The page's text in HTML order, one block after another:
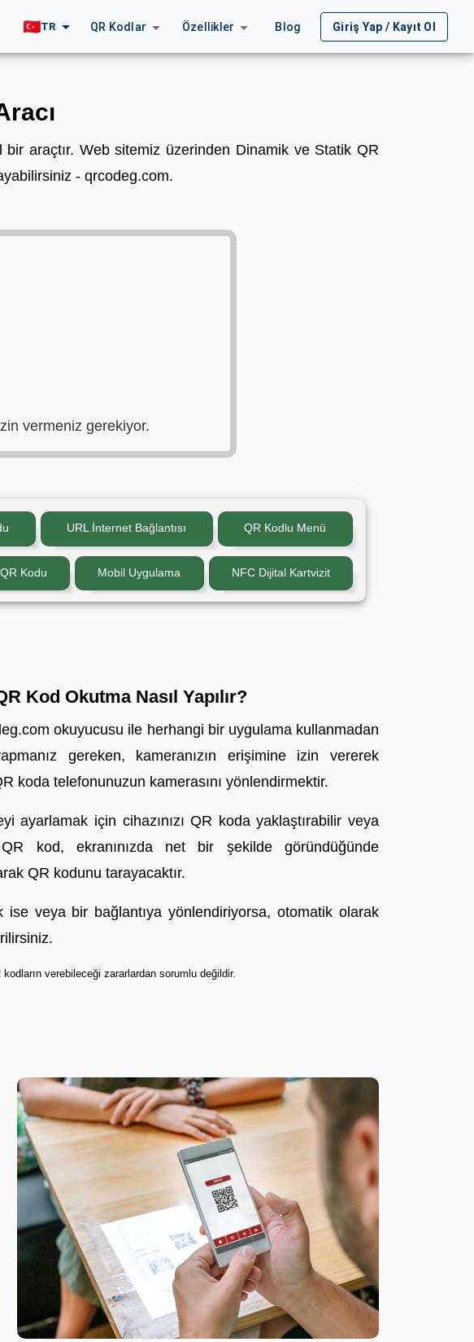
🇹🇷TR arrow_drop_down QR Kodlar arrow_drop_down Özellikler arrow_drop_down Blog Giriş Yap / Kayıt Ol
araçtır. Web sitemiz üzerinden Dinamik ve Statik QR
- qrcodeg.com.
vermeniz gerekiyor.
URL İnternet Bağlantısı QR Kodlu Menü
Kodu Mobil Uygulama NFC Dijital Kartvizit
Kod Okutma Nasıl Yapılır?
okuyucusu ile herhangi bir uygulama kullanmadan
gereken, kameranızın erişimine izin vererek
koda telefonunuzun kamerasını yönlendirmektir.
ayarlamak için cihazınızı QR koda yaklaştırabilir veya
QR kod, ekranınızda net bir şekilde göründüğünde
QR kodunu tarayacaktır.
ise veya bir bağlantıya yönlendiriyorsa, otomatik olarak
verebileceği zararlardan sorumlu değildir.